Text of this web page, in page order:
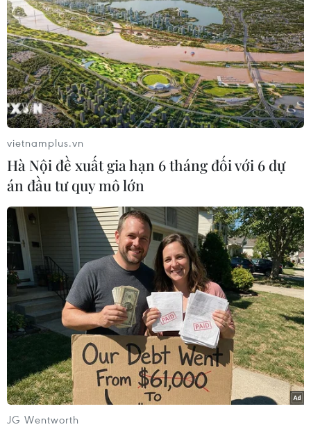
Ngoài ra, tối 30/4, Thành phố Hồ Chí Minh sẽ
bắn pháo hoa tại 30 điểm trong khung giờ từ 21
giờ - 21 giờ 15 phút. Trong đó, hai điểm bắn
pháo hoa tầm cao gồm: Khu vực đầu đường hầm
sông Sài Gòn (thành phố Thủ Đức) và khu đền
tưởng niệm liệt sỹ Bến Dược (huyện Củ Chi) và
28 điểm bắn tầm thấp./.
Góc quay hiếm về
một đội hình đặc biệt
trong Tổng duyệt diễu
binh, diễu hành
Đội hình kỵ binh của Đoàn Cảnh sát cơ động Kỵ
binh (Bộ Tư lệnh Cảnh sát Cơ động, Bộ Công an)
là một trong số các khối tham gia cuộc diễu binh,
diễu hành tại Lễ kỷ niệm 50 năm Ngày Giải
phóng miền Nam, thống nhất đất nước
(30/4/1975 - 30/4/2025).
(TTXVN/Vietnam+)
vietnamplus.vn
Hà Nội đề xuất gia hạn 6 tháng đối với 6 dự
án đầu tư quy mô lớn
JG Wentworth